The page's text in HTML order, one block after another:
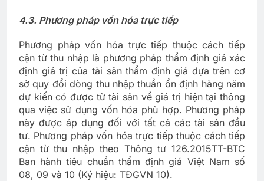
4.3. Phương pháp vốn hóa trực tiếp
Phương pháp vốn hóa trực tiếp thuộc cách tiếp
cận từ thu nhập là phương pháp thẩm định giá xác
định giá trị của tài sản thẩm định giá dựa trên cơ
sở quy đổi dòng thu nhập thuần ổn định hàng năm
dự kiến có được từ tài sản về giá trị hiện tại thông
qua việc sử dụng vốn hóa phù hợp. Phương pháp
này được áp dụng đối với tất cả các tài sản đầu
tư. Phương pháp vốn hóa trực tiếp thuộc cách tiếp
cận từ thu nhập theo Thông tư 126.2015TT-BTC
Ban hành tiêu chuẩn thẩm định giá Việt Nam số
08, 09 và 10 (Ký hiệu: TĐGVN 10).